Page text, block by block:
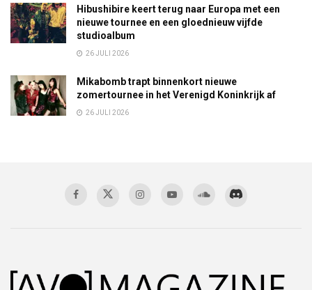
Hibushibire keert terug naar Europa met een
nieuwe tournee en een gloednieuw vijfde
studioalbum
26 JULI 2026
Mikabomb trapt binnenkort nieuwe
zomertournee in het Verenigd Koninkrijk af
26 JULI 2026